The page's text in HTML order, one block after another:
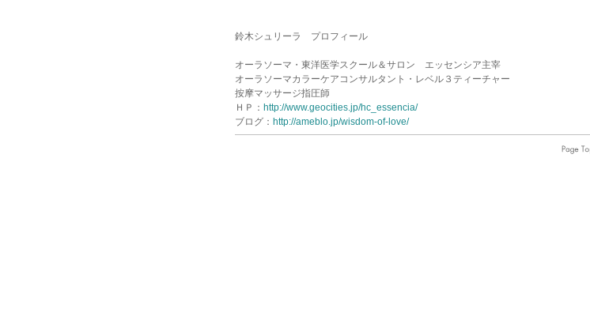
鈴木シュリーラ プロフィール
オーラソーマ・東洋医学スクール＆サロン エッセンシア主宰
オーラソーマカラーケアコンサルタント・レベル３ティーチャー
按摩マッサージ指圧師
ＨＰ： http://www.geocities.jp/hc_essencia/
ブログ： http://ameblo.jp/wisdom-of-love/